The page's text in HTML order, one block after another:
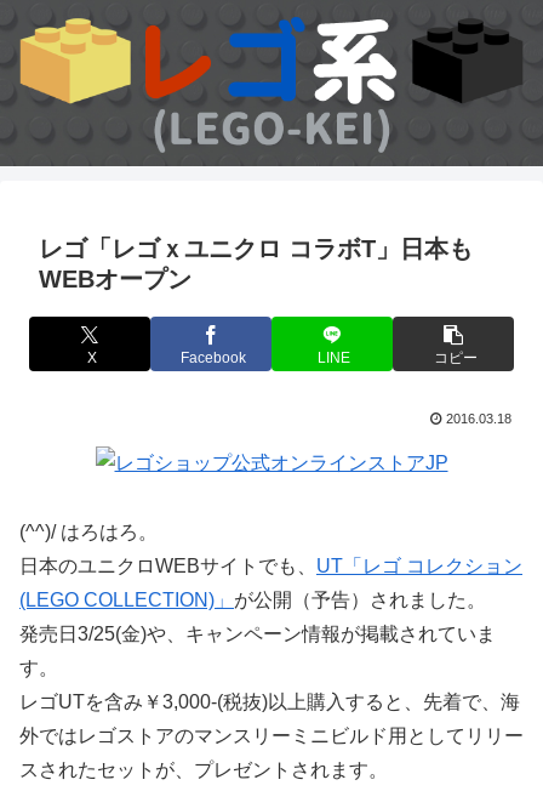
レゴ「レゴｘユニクロ コラボT」日本も
WEBオープン
X Facebook LINE コピー
2016.03.18
(^^)/ はろはろ。
日本のユニクロWEBサイトでも、 UT「レゴ コレクション
(LEGO COLLECTION)」 が公開（予告）されました。
発売日3/25(金)や、キャンペーン情報が掲載されていま
す。
レゴUTを含み￥3,000-(税抜)以上購入すると、先着で、海
外ではレゴストアのマンスリーミニビルド用としてリリー
スされたセットが、プレゼントされます。